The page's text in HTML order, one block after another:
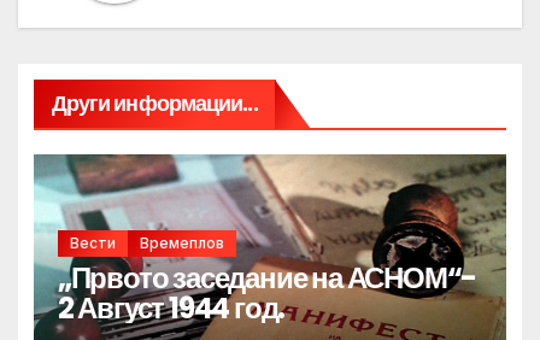
Други информации...
Вести Времеплов
„Првото заседание на АСНОМ“-
2 Август 1944 год.